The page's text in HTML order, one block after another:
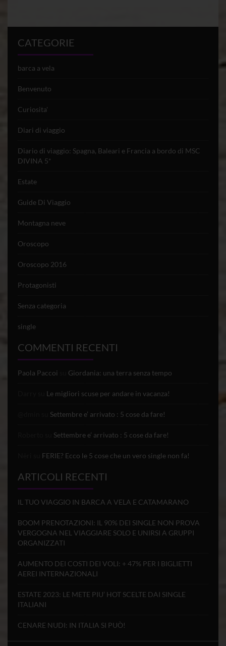
CATEGORIE
barca a vela
Benvenuto
Curiosita'
Diari di viaggio
Diario di viaggio: Spagna, Baleari e Francia a bordo di MSC
DIVINA 5*
Estate
Guide Di Viaggio
Montagna neve
Oroscopo
Oroscopo 2016
Protagonisti
Senza categoria
single
COMMENTI RECENTI
Paola Paccoi Giordania: una terra senza tempo
Le migliori scuse per andare in vacanza!
Settembre e’ arrivato : 5 cose da fare!
Settembre e’ arrivato : 5 cose da fare!
FERIE? Ecco le 5 cose che un vero single non fa!
ARTICOLI RECENTI
IL TUO VIAGGIO IN BARCA A VELA E CATAMARANO
BOOM PRENOTAZIONI: IL 90% DEI SINGLE NON PROVA
VERGOGNA NEL VIAGGIARE SOLO E UNIRSI A GRUPPI
ORGANIZZATI
AUMENTO DEI COSTI DEI VOLI: + 47% PER I BIGLIETTI
AEREI INTERNAZIONALI
ESTATE 2023: LE METE PIU’ HOT SCELTE DAI SINGLE
ITALIANI
CENARE NUDI: IN ITALIA SI PUÒ!